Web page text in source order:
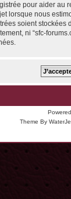
pour aider au
lorsque nous
soient
ni “sfc-
Theme By